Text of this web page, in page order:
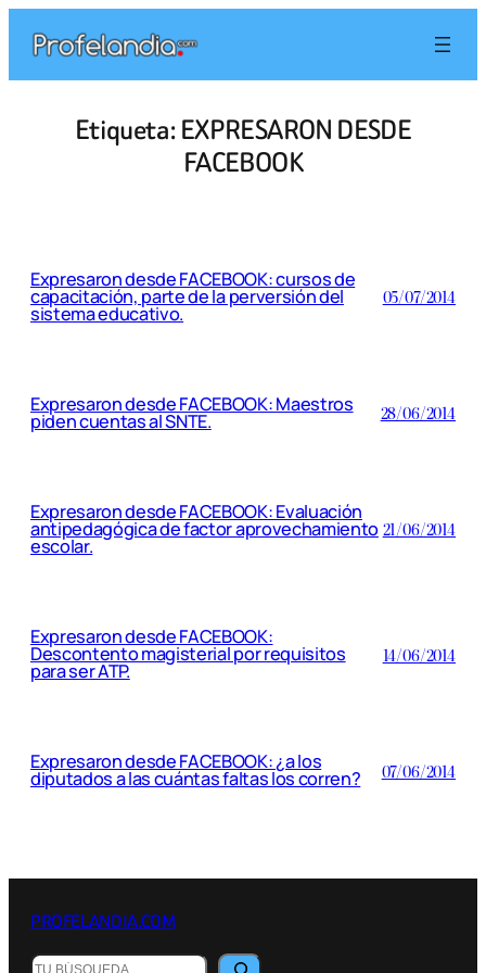
contenido
Etiqueta:EXPRESARON DESDE
FACEBOOK
Expresaron desde FACEBOOK: cursos de
capacitación, parte de la perversión del
sistema educativo.
05/07/2014
Expresaron desde FACEBOOK: Maestros
piden cuentas al SNTE. 28/06/2014
Expresaron desde FACEBOOK: Evaluación
antipedagógica de factor aprovechamiento
escolar.
21/06/2014
Expresaron desde FACEBOOK:
Descontento magisterial por requisitos
para ser ATP.
14/06/2014
Expresaron desde FACEBOOK: ¿a los
diputados a las cuántas faltas los corren? 07/06/2014
PROFELANDIA.COM
Buscar